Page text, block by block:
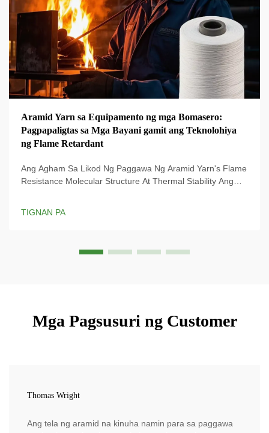
Aramid Yarn sa Equipamento ng mga Bomasero:
Pagpapaligtas sa Mga Bayani gamit ang Teknolohiya
ng Flame Retardant
Ang Agham Sa Likod Ng Paggawa Ng Aramid Yarn's Flame
Resistance Molecular Structure At Thermal Stability Ang
TIGNAN PA
Mga Pagsusuri ng Customer
Thomas Wright
Ang tela ng aramid na kinuha namin para sa paggawa